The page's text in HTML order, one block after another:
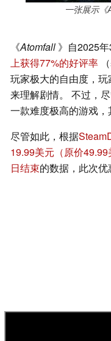
一张展示《
《Atomfall 》自2025
上获得77%的好评率
玩家极大的自由度，
来理解剧情。 不过，
一款难度极高的游戏，
尽管如此，根据
19.99美元（原价
日结束的数据，此次优